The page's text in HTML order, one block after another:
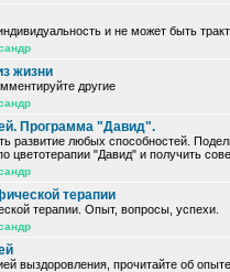
и не может быть
жизни
другие
Программа "Давид".
развитие любых способностей.
цветотерапии "Давид" и получить
терапии
терапии. Опыт, вопросы, успехи.
выздоровления, прочитайте об